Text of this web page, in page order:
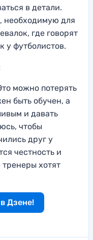
в детали.
необходимую для
где говорят
у футболистов.
можно потерять
быть обучен, а
и давать
чтобы
друг у
честность и
хотят
Дзене!